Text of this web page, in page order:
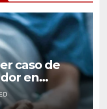
caso de
en